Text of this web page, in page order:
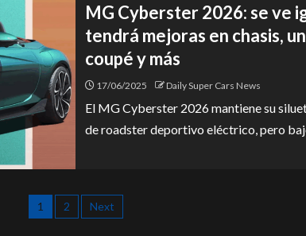
MG Cyberster 2026: se ve
tendrá mejoras en chasis,
coupé y más
17/06/2025 Daily Super Cars News
El MG Cyberster 2026 mantiene su
de roadster deportivo eléctrico, pero
1 2 Next